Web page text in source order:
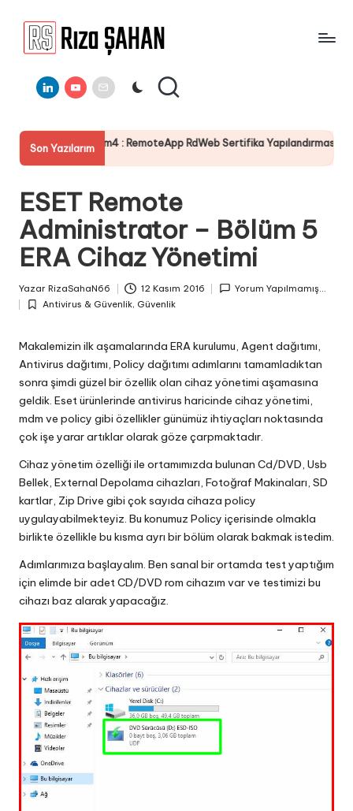
a
Ş
A
H
A
N
Bilgi
Paylaşım
LinkedinYoutube
E-
Mail
Son Yazılarım
: RemoteApp RdWeb Sertifika Yapılandırması Server
19 Temmuz
ESET Remote
Administrator – Bölüm 5
ERA Cihaz Yönetimi
by
Yazar RizaSahaN66 12 Kasım 2016 Yorum Yapılmamış...
Posted
Antivirus & Güvenlik, Güvenlik
Makalemizin ilk aşamalarında ERA kurulumu, Agent dağıtımı,
Antivirus dağıtımı, Policy dağıtımı adımlarını tamamladıktan
sonra şimdi güzel bir özellik olan cihaz yönetimi aşamasına
geldik. Eset ürünlerinde antivirus haricinde cihaz yönetimi,
mdm ve policy gibi özellikler günümüz ihtiyaçları noktasında
çok işe yarar artıklar olarak göze çarpmaktadır.
Cihaz yönetim özelliği ile ortamımızda bulunan Cd/DVD, Usb
Bellek, External Depolama cihazları, Fotoğraf Makinaları, SD
kartlar, Zip Drive gibi çok sayıda cihaza policy
uygulayabilmekteyiz. Bu konumuz Policy içerisinde olmakla
birlikte özellikle bu kısma ayrı bir bölüm olarak bakmak istedim.
Adımlarımıza başlayalım. Ben sanal bir ortamda test yaptığım
için elimde bir adet CD/DVD rom cihazım var ve testimizi bu
cihazı baz alarak yapacağız.